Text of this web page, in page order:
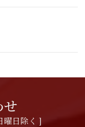
曜日除く ]